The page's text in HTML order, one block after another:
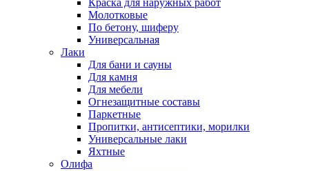
Молотковые
По бетону, шиферу
Универсальная
Лаки
Для бани и сауны
Для камня
Для мебели
Огнезащитные составы
Паркетные
Пропитки, антисептики, морилки
Универсальные лаки
Яхтные
Олифа